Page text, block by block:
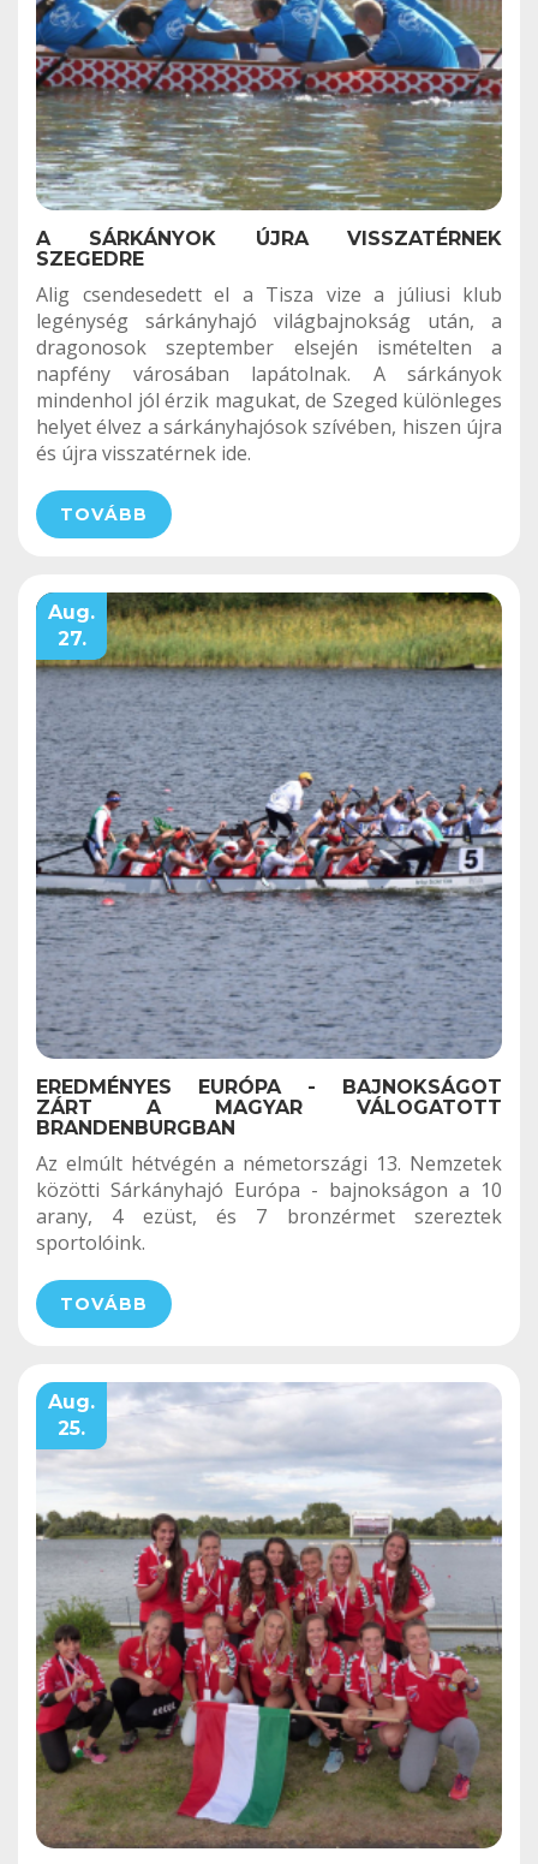
A SÁRKÁNYOK ÚJRA VISSZATÉRNEK
SZEGEDRE
Alig csendesedett el a Tisza vize a júliusi klub
legénység sárkányhajó világbajnokság után, a
dragonosok szeptember elsején ismételten a
napfény városában lapátolnak. A sárkányok
mindenhol jól érzik magukat, de Szeged különleges
helyet élvez a sárkányhajósok szívében, hiszen újra
és újra visszatérnek ide.
TOVÁBB
Aug.
27.
EREDMÉNYES EURÓPA - BAJNOKSÁGOT
ZÁRT A MAGYAR VÁLOGATOTT
BRANDENBURGBAN
Az elmúlt hétvégén a németországi 13. Nemzetek
közötti Sárkányhajó Európa - bajnokságon a 10
arany, 4 ezüst, és 7 bronzérmet szereztek
sportolóink.
TOVÁBB
Aug.
25.